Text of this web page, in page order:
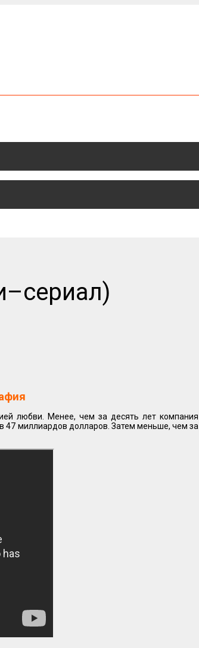
любви. Менее, чем за десять лет компания
47 миллиардов долларов. Затем меньше, чем за